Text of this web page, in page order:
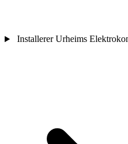
Installerer Urheims